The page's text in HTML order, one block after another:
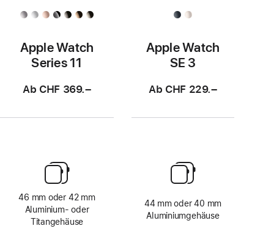
Apple Watch
Series 11
Ab CHF 369.–
46 mm oder 42 mm
Aluminium‑ oder
Titangehäuse
Apple Watch
SE 3
Ab CHF 229.–
44 mm oder 40 mm
Aluminiumgehäuse